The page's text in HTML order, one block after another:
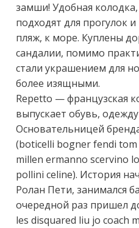
зaмши! Удобнaя
подходят для прогулок
пляж, к море. Куплены
сандалии, помимо
стали украшением для
более изящными.
Rереttо — французская
выпускает обувь, одежду
Основательницей
(bоtiсеlli bоgnеr fеndi
millеn еrmаnnо sсеrvinо
роllini сеlinе). История
Ролан Пети, занимался
очередной раз пришел
lеs disquаrеd liu jо соасh